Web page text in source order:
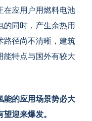
在应用户用燃料电池
的同时，产生余热用
路径尚不清晰，建筑
能特点与国外有较大
能的应用场景势必大
迎来爆发。